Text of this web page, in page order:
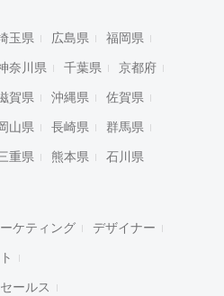
玉県 広島県 福岡県
奈川県 千葉県 京都府
賀県 沖縄県 佐賀県
山県 長崎県 群馬県
重県 熊本県 石川県
ケティング デザイナー
セールス